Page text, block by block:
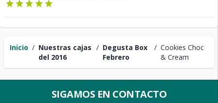
Inicio / Nuestras cajas
del 2016
/ Degusta Box
Febrero
/ Cookies Choc
& Cream
SIGAMOS EN CONTACTO